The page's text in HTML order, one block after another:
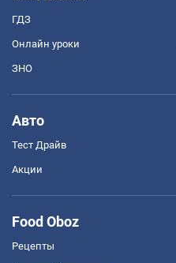
ГДЗ
Онлайн уроки
ЗНО
Авто
Тест Драйв
Акции
Food Oboz
Рецепты